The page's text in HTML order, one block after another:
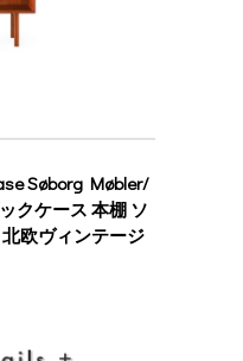
Søborg Møbler/
クケース 本棚 ソ
欧ヴィンテージ